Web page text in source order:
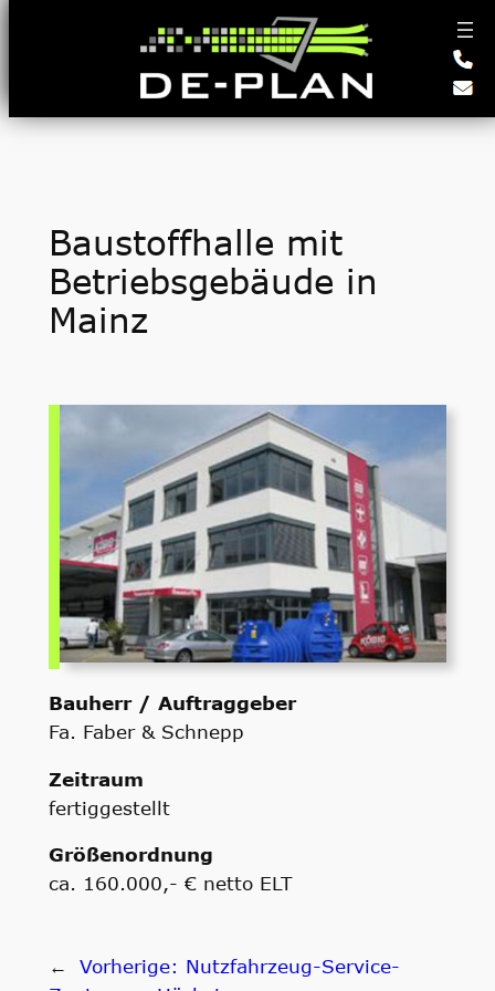
Baustoffhalle mit
Betriebsgebäude in
Mainz
Bauherr / Auftraggeber
Fa. Faber & Schnepp
Zeitraum
fertiggestellt
Größenordnung
ca. 160.000,- € netto ELT
← Vorherige: Nutzfahrzeug-Service-